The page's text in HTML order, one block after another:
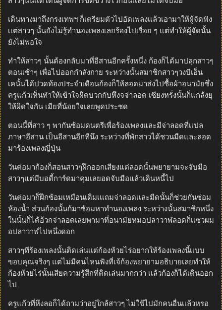
เดินทางมาถึงกรงเทพฯ ก็เตรียมตัวไปอัดเพลงเเล้วเอามาให้ผู้จัดฟัง
เเต่สาวๆ นั้นยังไม่รู้ทำนองเพลงเลยร้องไปเรื่อย ๆ เเต่ทำให้ผู้จัดนั้น
ยังไม่พอใจ
ทำให้สาวๆ นั้นต้องกลับมาที่อีสานอีกครั้งหนึ่ง ก้องก็ได้มาปลุกสาวๆ
ตอนเช้าๆ เพื่อไปออกกำลังกาย ระหว่างนั้นสมาชิกสาวๆวงบีเอ็น
เคนั้นได้ปวดท้องประจำเดือนก้องก็ให้ลอดมาส่งไปซื้อผ้าอนามัยซึ่ง
ครูแก้วเห็นทำให้เข้าใจผิดบวกกับหึงจจ่าลอด เซียงหรั่งนั้นก็แกล้งยุ
ให้ผิดใจกัน เมียที่น้อยใจเลยพูดประชด
ตอนนี้ที่สาว ๆ พากันซ้อมดนตรีเพื่อร้องเพลงและมีจ่าลอดที่เเปล
ภาษาอีสาน เป็นอีสานอีกทีนึง ระหว่างที่พักสาวได้ชวนมืดและลอด
มาร้องเพลงญี่ปุ่น
วันต่อมาก้องก็สอนสาวๆฝึกออกเสียงแต่ลอดนั้นพยายามจะจับมือ
สาวๆแต่มีบอดี้การ์ดมาคุมเลยอดจับมือแล้วเดินหนี้ไป
วันต่อมาก็ฝึกซ้อมเหมือนเดิมเเเถมจ่าลอดเเละมืดนั้นก็ช่วยกันซ่อม
ห้องน้ำ ส่วนก้องนั้นก้มาซ้อมหาทำนองเพลง ระหว่างนั้นสมาชิกหนึ่ง
ในนั้นก็ได้อ้วกจ่าลอดเลยพามาที่อนามัยหมอปลาวาฬลอดก็เเซวผม
อปลาวาฬไปหนึ่งดอก
สาวๆทีร้องเพลงนั้นติดเล่นเเต่ก้องห้วยไร่อยากให้ร้องเพลงนี้เเบบ
ขอบคุณจริงๆ แต่ไม่มีคนไหนฟังที่เจ้ก้องพยายามอธิบายเลยทำให้
ก้องห้วยไร่นั้นเสียความรู้สึกที่ติดเล่นมากกว่า เเล้วก้องก็ได้เดินออก
ไป
ครูแก้วที่หึงลอก็ได้ถามว่าอยู่ใกล้สาวๆ ไม่ใช้ไปมักคนอื่นเเล้วหรอ